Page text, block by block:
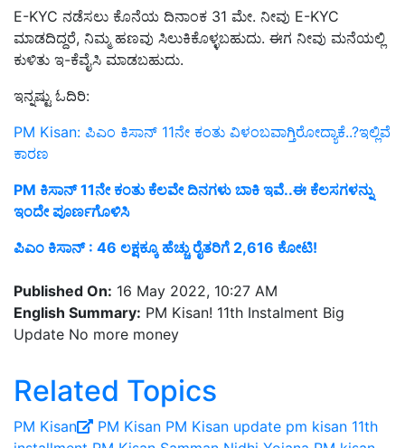
E-KYC ನಡೆಸಲು ಕೊನೆಯ ದಿನಾಂಕ 31 ಮೇ. ನೀವು E-KYC
ಮಾಡದಿದ್ದರೆ, ನಿಮ್ಮ ಹಣವು ಸಿಲುಕಿಕೊಳ್ಳಬಹುದು. ಈಗ ನೀವು ಮನೆಯಲ್ಲಿ
ಕುಳಿತು ಇ-ಕೆವೈಸಿ ಮಾಡಬಹುದು.
ಇನ್ನಷ್ಟು ಓದಿರಿ:
PM Kisan: ಪಿಎಂ ಕಿಸಾನ್‌ 11ನೇ ಕಂತು ವಿಳಂಬವಾಗ್ತಿರೋದ್ಯಾಕೆ..?ಇಲ್ಲಿವೆ
ಕಾರಣ
PM ಕಿಸಾನ್ 11ನೇ ಕಂತು ಕೆಲವೇ ದಿನಗಳು ಬಾಕಿ ಇವೆ..ಈ ಕೆಲಸಗಳನ್ನು
ಇಂದೇ ಪೂರ್ಣಗೊಳಿಸಿ
ಪಿಎಂ ಕಿಸಾನ್‌ : 46 ಲಕ್ಷಕ್ಕೂ ಹೆಚ್ಚು ರೈತರಿಗೆ 2,616 ಕೋಟಿ!
Published On: 16 May 2022, 10:27 AM
English Summary: PM Kisan! 11th Instalment Big
Update No more money
Related Topics
PM Kisan PM Kisan PM Kisan update pm kisan 11th